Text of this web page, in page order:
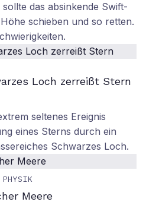
das absinkende Swift-
schieben und so retten.
Loch zerreißt Stern
seltenes Ereignis
eines Sterns durch ein
Schwarzes Loch.
Meere